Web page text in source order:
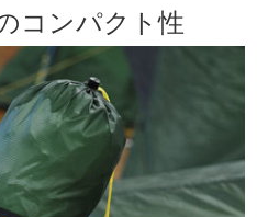
コンパクト性